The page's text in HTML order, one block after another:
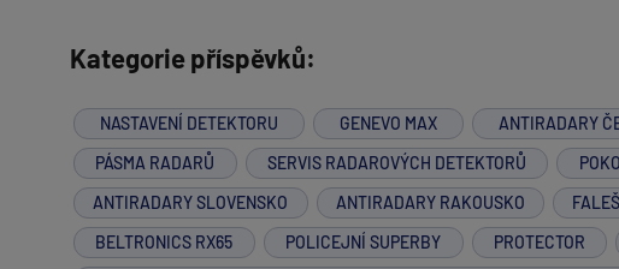
Kategorie příspěvků:
NASTAVENÍ DETEKTORU GENEVO MAX ANTIRADARY
PÁSMA RADARŮ
SERVIS RADAROVÝCH DETEKTORŮ
ANTIRADARY SLOVENSKO
ANTIRADARY RAKOUSKO
BELTRONICS RX65
POLICEJNÍ SUPERBY PROTECTOR